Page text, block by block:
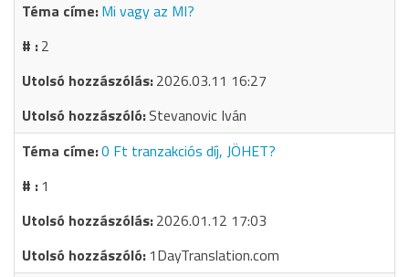
Mi vagy az MI?
2
2026.03.11 16:27
Stevanovic Iván
0 Ft tranzakciós díj, JÖHET?
1
2026.01.12 17:03
1DayTranslation.com